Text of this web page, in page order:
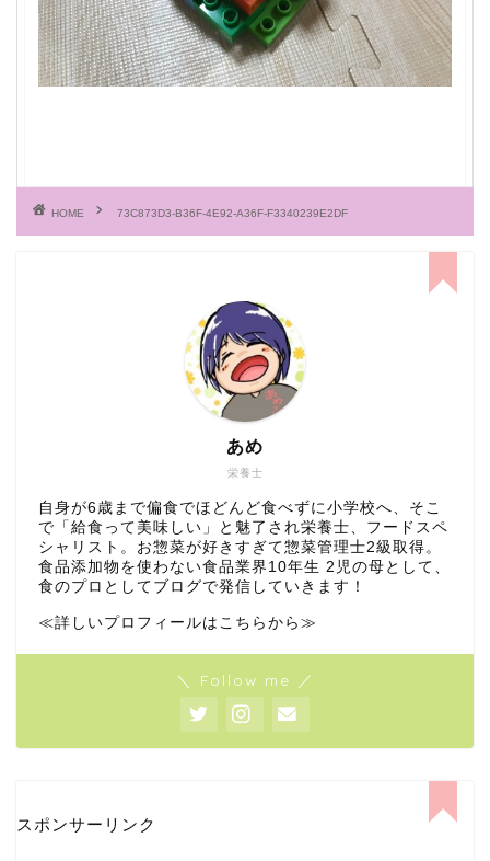
HOME 73C873D3-B36F-4E92-A36F-F3340239E2DF
栄養士
あめ
自身が6歳まで偏食でほどんど食べずに小学校へ、そこ
で「給食って美味しい」と魅了され栄養士、フードスペ
シャリスト。お惣菜が好きすぎて惣菜管理士2級取得。
食品添加物を使わない食品業界10年生 2児の母として、
食のプロとしてブログで発信していきます！
≪詳しいプロフィールはこちらから≫
＼ Follow me ／
スポンサーリンク